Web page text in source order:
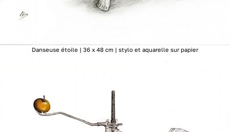
Danseuse étoile | 36 x 48 cm | stylo et aquarelle sur papier